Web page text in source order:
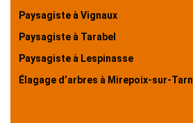
Paysagiste à Vignaux
Paysagiste à Tarabel
Paysagiste à Lespinasse
Élagage d’arbres à Mirepoix-sur-Tarn